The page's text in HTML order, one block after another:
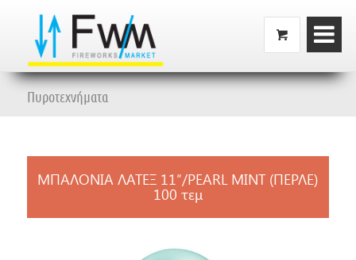
Πυροτεχνήματα
ΜΠΑΛΟΝΙΑ ΛΑΤΕΞ 11″/PEARL MINT (ΠΕΡΛΕ)
100 τεμ